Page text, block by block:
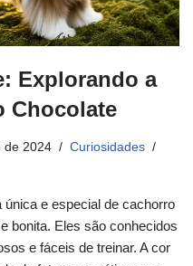
Explorando a
Chocolate
de 2024
Curiosidades
e especial de cachorro
bonita. Eles são conhecidos
e fáceis de treinar. A cor